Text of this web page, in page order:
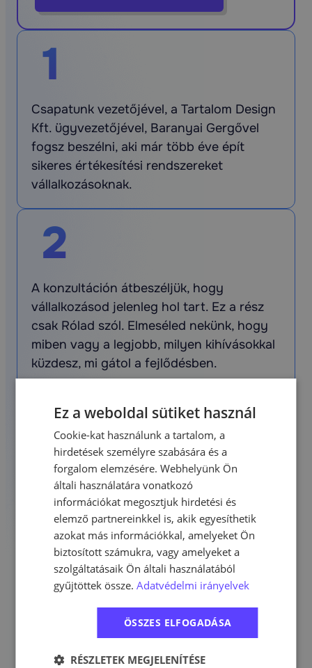
1
Csapatunk vezetőjével, a Tartalom Design
Kft. ügyvezetőjével, Baranyai Gergővel
fogsz beszélni, aki már több éve épít
sikeres értékesítési rendszereket
vállalkozásoknak.
2
A konzultáción átbeszéljük, hogy
vállalkozásod jelenleg hol tart. Ez a rész
csak Rólad szól. Elmeséled nekünk, hogy
miben vagy a legjobb, milyen kihívásokkal
küzdesz, mi gátol a fejlődésben.
3
Miután jobban megismertük a
vállalkozásodat, céljaidat, problémáidat,
akkor jövünk mi! Elmondjuk, hogy hogyan
tennénk jobbá a marketingedet, milyen
eszközökkel, milyen stratégiával tudnánk
megnövelni a profitodat.
A konzultáció végén teljesen ingyen kapsz
Ez a weboldal sütiket használ
Cookie-kat használunk a tartalom, a
hirdetések személyre szabására és a
forgalom elemzésére. Webhelyünk Ön
általi használatára vonatkozó
információkat megosztjuk hirdetési és
elemző partnereinkkel is, akik egyesíthetik
azokat más információkkal, amelyeket Ön
biztosított számukra, vagy amelyeket a
szolgáltatásaik Ön általi használatából
gyűjtöttek össze.Adatvédelmi irányelvek
ÖSSZES ELFOGADÁSA
RÉSZLETEK MEGJELENÍTÉSE